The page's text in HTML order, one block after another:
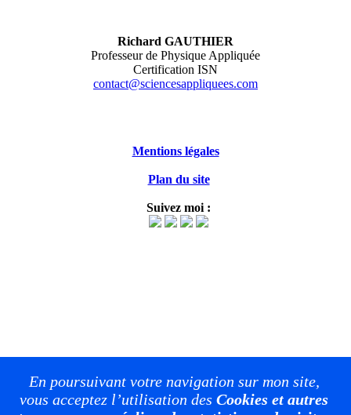
Richard GAUTHIER
Professeur de Physique Appliquée
Certification ISN
contact@sciencesappliquees.com
Mentions légales
Plan du site
Suivez moi :
En poursuivant votre navigation sur mon site,
vous acceptez l’utilisation desCookies et autres